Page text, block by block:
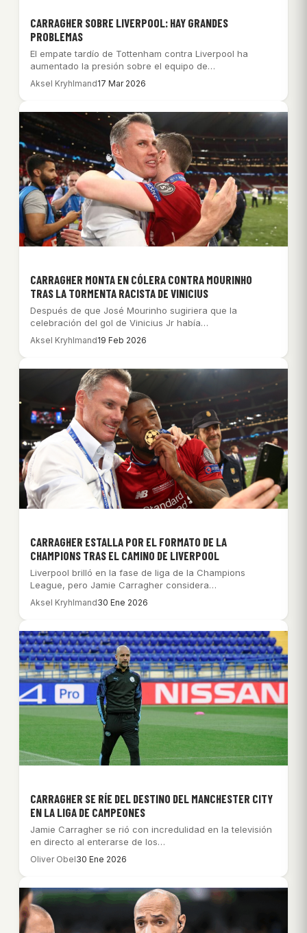
CARRAGHER SOBRE LIVERPOOL: HAY GRANDES
PROBLEMAS
El empate tardío de Tottenham contra Liverpool ha
aumentado la presión sobre el equipo de…
Aksel Kryhlmand17 Mar 2026
CARRAGHER MONTA EN CÓLERA CONTRA MOURINHO
TRAS LA TORMENTA RACISTA DE VINICIUS
Después de que José Mourinho sugiriera que la
celebración del gol de Vinicius Jr había…
Aksel Kryhlmand19 Feb 2026
CARRAGHER ESTALLA POR EL FORMATO DE LA
CHAMPIONS TRAS EL CAMINO DE LIVERPOOL
Liverpool brilló en la fase de liga de la Champions
League, pero Jamie Carragher considera…
Aksel Kryhlmand30 Ene 2026
CARRAGHER SE RÍE DEL DESTINO DEL MANCHESTER CITY
EN LA LIGA DE CAMPEONES
Jamie Carragher se rió con incredulidad en la televisión
en directo al enterarse de los…
Oliver Obel30 Ene 2026